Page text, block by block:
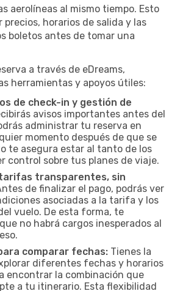
aerolíneas al mismo tiempo. Esto
horarios de salida y las
boletos antes de tomar una
a través de eDreams,
herramientas y apoyos útiles:
de check-in y gestión de
avisos importantes antes del
administrar tu reserva en
momento después de que se
te asegura estar al tanto de los
control sobre tus planes de viaje.
transparentes, sin
de finalizar el pago, podrás ver
asociadas a la tarifa y los
vuelo. De esta forma, te
no habrá cargos inesperados al
comparar fechas: Tienes la
diferentes fechas y horarios
encontrar la combinación que
a tu itinerario. Esta flexibilidad